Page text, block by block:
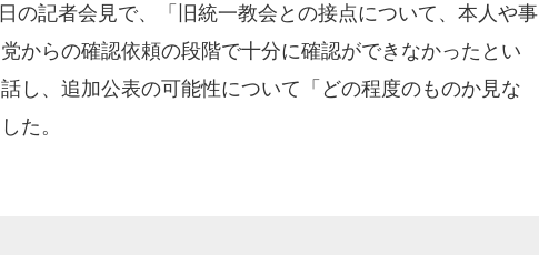
の記者会見で、「旧統一教会との接点について、本人や事
からの確認依頼の段階で十分に確認ができなかったとい
し、追加公表の可能性について「どの程度のものか見な
た。